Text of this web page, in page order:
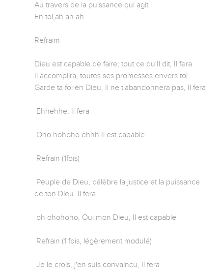
Au travers de la puissance qui agit
En toi,ah ah ah
Refraim
Dieu est capable de faire, tout ce qu'Il dit, Il fera
Il accomplira, toutes ses promesses envers toi
Garde ta foi en Dieu, Il ne t'abandonnera pas, Il fera
de ton Dieu. Il fera